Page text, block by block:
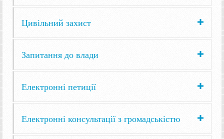
Цивільний захист
Запитання до влади
Електронні петиції
Електронні консультації з громадськістю